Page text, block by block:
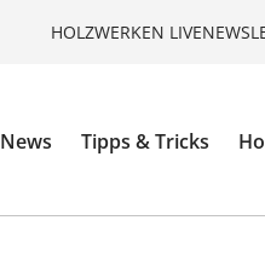
HOLZWERKEN LIVE
News Tipps & Tricks